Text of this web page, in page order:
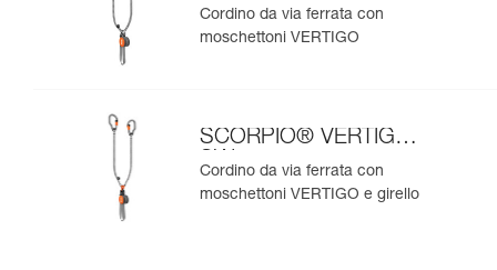
Cordino da via ferrata con
moschettoni VERTIGO
SCORPIO® VERTIGO
SW
Cordino da via ferrata con
moschettoni VERTIGO e girello